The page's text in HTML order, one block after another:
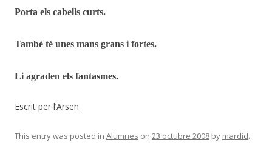
Porta els cabells curts.
També té unes mans grans i fortes.
Li agraden els fantasmes.
Escrit per l’Arsen
This entry was posted in Alumnes on 23 octubre 2008 by mardid.